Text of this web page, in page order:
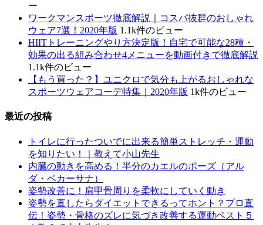
ー
ワークマンスポーツ徹底解説｜コスパ抜群のおしゃれ
ウェア7選！2020年版 1.1k件のビュー
HIITトレーニングやり方決定版！自宅で可能な28種・
効果の出る組み合わせ4メニューを動画付きで徹底解説
1.1k件のビュー
【もう買った？】ユニクロで気分も上がるおしゃれな
スポーツウェアコーデ特集｜2020年版 1k件のビュー
最近の投稿
トイレに行ったついでに出来る簡単ストレッチ・運動
を知りたい！｜教えて小山先生
内臓の動きを高める！半分のカエルのポーズ（アル
ダ・ベカーサナ）
姿勢改善に！肩甲骨周りを柔軟にしていく動き
姿勢を直したらダイエットできるってホント？プロ直
伝！姿勢・骨格のズレに気づき改善する運動ベスト５